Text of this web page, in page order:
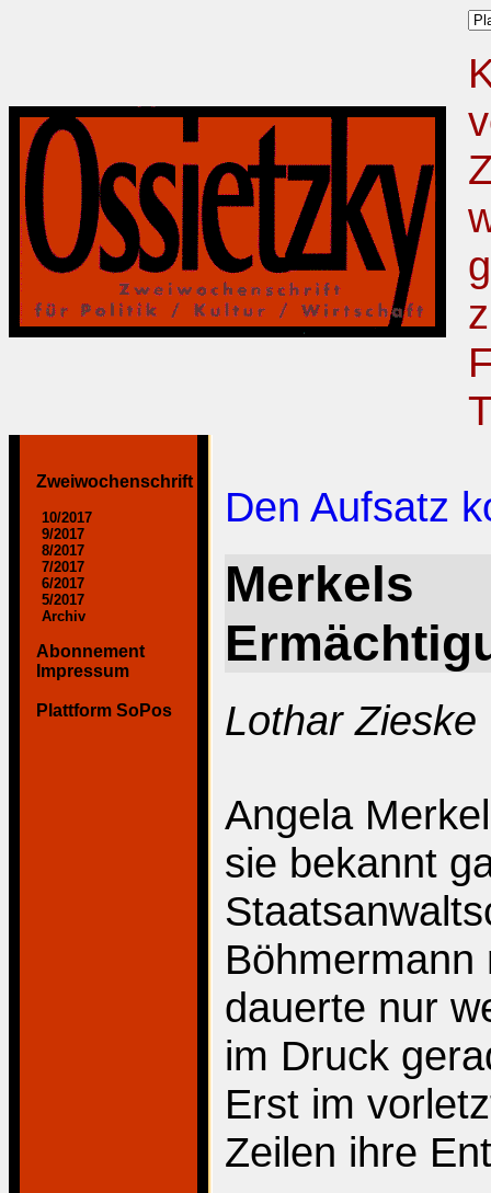
Zweiwochenschrift
10/2017
9/2017
8/2017
7/2017
6/2017
5/2017
Archiv
Abonnement
Impressum
Plattform SoPos
Den Aufsatz
Merkels
Lothar Zieske
Angela
sie bekannt
dauerte nur
im Druck
Erst im
Zeilen ihre